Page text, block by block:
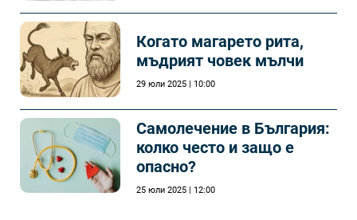
Когато магарето рита,
мъдрият човек мълчи
29 юли 2025 | 10:00
Самолечeние в България:
колко често и защо е
опасно?
25 юли 2025 | 12:00